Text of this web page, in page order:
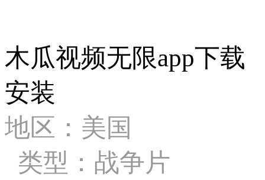
木瓜视频无限app下载
安装
地区：美国
类型：战争片